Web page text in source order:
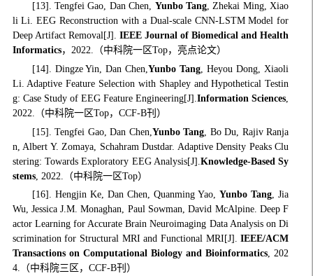
[13]. Tengfei Gao, Dan Chen, Yunbo Tang, Zhekai Ming, Xiao
li Li. EEG Reconstruction with a Dual-scale CNN-LSTM Model for
Deep Artifact Removal[J]. IEEE Journal of Biomedical and Health
Informatics，2022.（中科院一区Top，亮点论文）
[14]. Dingze Yin, Dan Chen,Yunbo Tang , Heyou Dong, Xiaoli
Li. Adaptive Feature Selection with Shapley and Hypothetical Testin
g: Case Study of EEG Feature Engineering[J].Information Sciences
2022.（中科院一区Top，CCF-B刊）
[15]. Tengfei Gao, Dan Chen, Yunbo Tang , Bo Du, Rajiv Ranja
n, Albert Y. Zomaya, Schahram Dustdar. Adaptive Density Peaks Clu
stering: Towards Exploratory EEG Analysis[J]. Knowledge-Based Sy
stems, 2022.（中科院一区Top）
[16]. Hengjin Ke, Dan Chen, Quanming Yao,Yunbo Tang, Jia
Wu, Jessica J.M. Monaghan, Paul Sowman, David McAlpine. Deep F
actor Learning for Accurate Brain Neuroimaging Data Analysis on Di
scrimination for Structural MRI and Functional MRI[J].IEEE/ACM
Transactions on Computational Biology and Bioinformatics, 202
4.（中科院三区， CCF-B刊）